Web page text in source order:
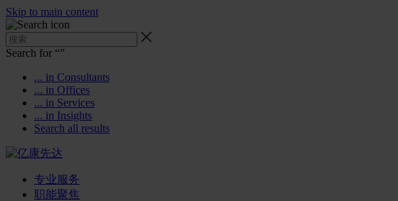
Skip to main content
Search for “”
... in Consultants
... in Offices
... in Services
... in Insights
Search all results
专业服务
职能聚焦